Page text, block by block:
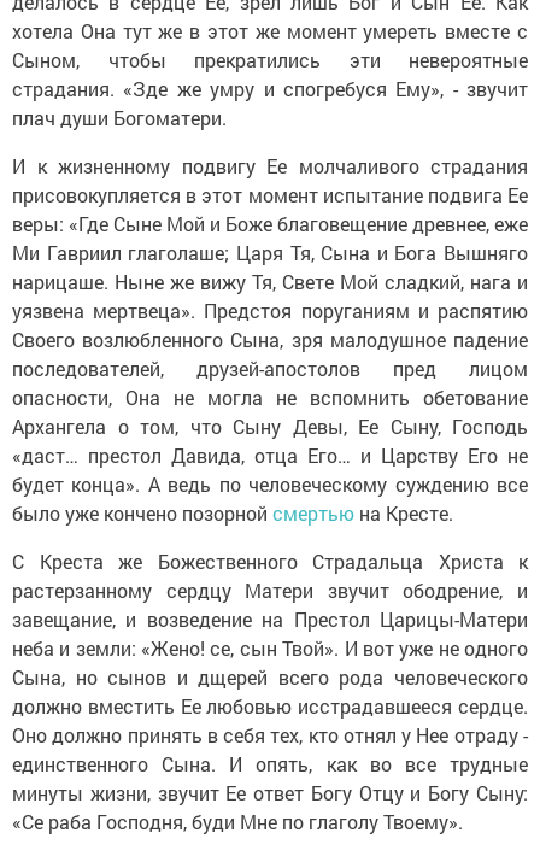
хотела Она тут же в этот же момент умереть вместе с
Сыном, чтобы прекратились эти невероятные
страдания. «Зде же умру и спогребуся Ему», - звучит
плач души Богоматери.
И к жизненному подвигу Ее молчаливого страдания
присовокупляется в этот момент испытание подвига Ее
веры: «Где Сыне Мой и Боже благовещение древнее, еже
Ми Гавриил глаголаше; Царя Тя, Сына и Бога Вышняго
нарицаше. Ныне же вижу Тя, Свете Мой сладкий, нага и
уязвена мертвеца». Предстоя поруганиям и распятию
Своего возлюбленного Сына, зря малодушное падение
последователей, друзей-апостолов пред лицом
опасности, Она не могла не вспомнить обетование
Архангела о том, что Сыну Девы, Ее Сыну, Господь
«даст… престол Давида, отца Его… и Царству Его не
будет конца». А ведь по человеческому суждению все
было уже кончено позорной смертью на Кресте.
С Креста же Божественного Страдальца Христа к
растерзанному сердцу Матери звучит ободрение, и
завещание, и возведение на Престол Царицы-Матери
неба и земли: «Жено! се, сын Твой». И вот уже не одного
Сына, но сынов и дщерей всего рода человеческого
должно вместить Ее любовью исстрадавшееся сердце.
Оно должно принять в себя тех, кто отнял у Нее отраду -
единственного Сына. И опять, как во все трудные
минуты жизни, звучит Ее ответ Богу Отцу и Богу Сыну:
«Се раба Господня, буди Мне по глаголу Твоему».